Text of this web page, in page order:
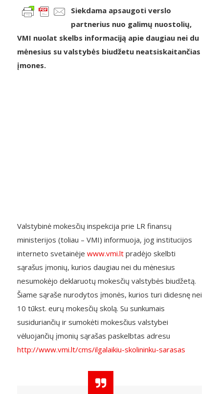
Siekdama apsaugoti verslo
partnerius nuo galimų nuostolių,
VMI nuolat skelbs informaciją apie daugiau nei du
mėnesius su valstybės biudžetu neatsiskaitančias
įmones.
Valstybinė mokesčių inspekcija prie LR finansų
ministerijos (toliau – VMI) informuoja, jog institucijos
interneto svetainėje www.vmi.lt pradėjo skelbti
sąrašus įmonių, kurios daugiau nei du mėnesius
nesumokėjo deklaruotų mokesčių valstybės biudžetą.
Šiame sąraše nurodytos įmonės, kurios turi didesnę nei
10 tūkst. eurų mokesčių skolą. Su sunkumais
susiduriančių ir sumokėti mokesčius valstybei
vėluojančių įmonių sąrašas paskelbtas adresu
http://www.vmi.lt/cms/ilgalaikiu-skolininku-sarasas